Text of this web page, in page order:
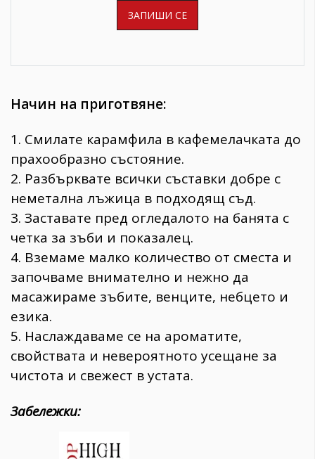
Начин на приготвяне:
1. Смилате карамфила в кафемелачката до
прахообразно състояние.
2. Разбърквате всички съставки добре с
неметална лъжица в подходящ съд.
3. Заставате пред огледалото на банята с
четка за зъби и показалец.
4. Вземаме малко количество от сместа и
започваме внимателно и нежно да
масажираме зъбите, венците, небцето и
езика.
5. Наслаждаваме се на ароматите,
свойствата и невероятното усещане за
чистота и свежест в устата.
Забележки: